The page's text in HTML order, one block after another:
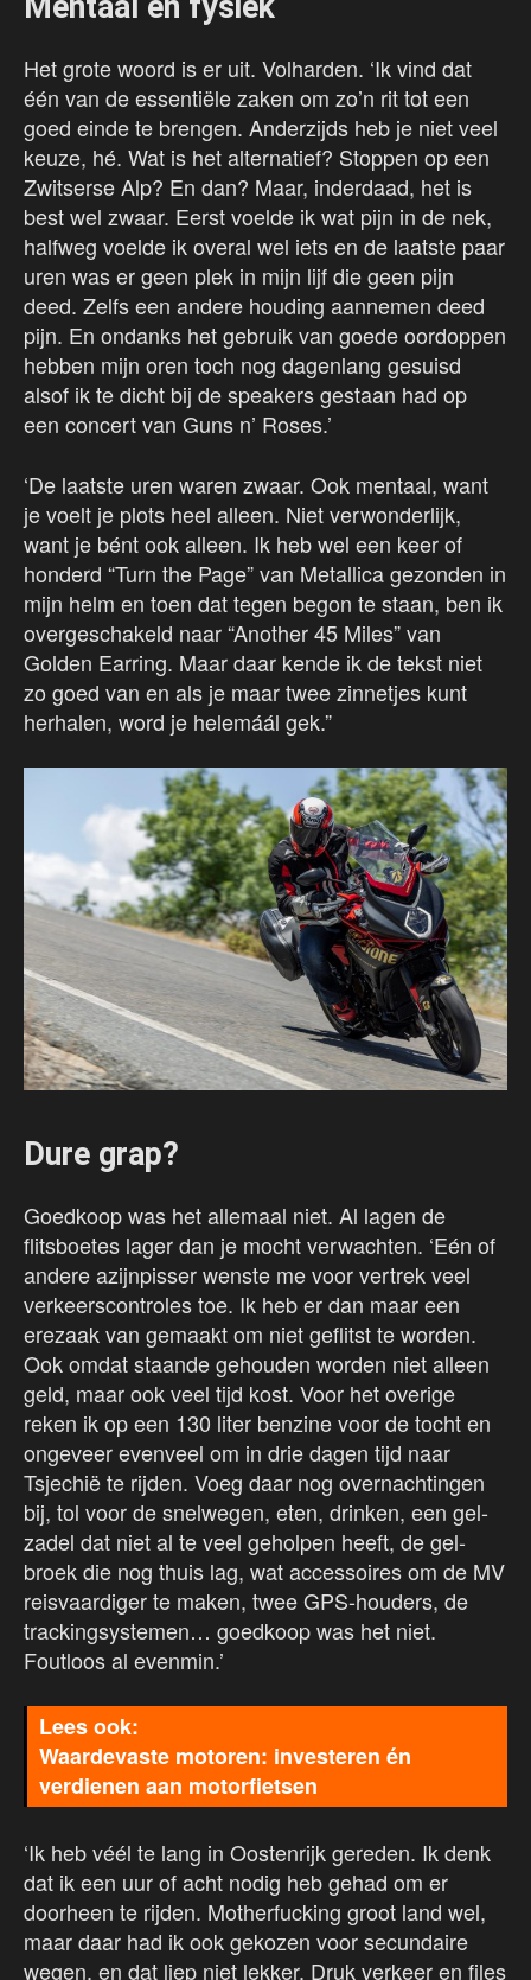
Mentaal en fysiek
Het grote woord is er uit. Volharden. ‘Ik vind dat
één van de essentiële zaken om zo’n rit tot een
goed einde te brengen. Anderzijds heb je niet veel
keuze, hé. Wat is het alternatief? Stoppen op een
Zwitserse Alp? En dan? Maar, inderdaad, het is
best wel zwaar. Eerst voelde ik wat pijn in de nek,
halfweg voelde ik overal wel iets en de laatste paar
uren was er geen plek in mijn lijf die geen pijn
deed. Zelfs een andere houding aannemen deed
pijn. En ondanks het gebruik van goede oordoppen
hebben mijn oren toch nog dagenlang gesuisd
alsof ik te dicht bij de speakers gestaan had op
een concert van Guns n’ Roses.’
‘De laatste uren waren zwaar. Ook mentaal, want
je voelt je plots heel alleen. Niet verwonderlijk,
want je bént ook alleen. Ik heb wel een keer of
honderd “Turn the Page” van Metallica gezonden in
mijn helm en toen dat tegen begon te staan, ben ik
overgeschakeld naar “Another 45 Miles” van
Golden Earring. Maar daar kende ik de tekst niet
zo goed van en als je maar twee zinnetjes kunt
herhalen, word je helemáál gek.”
Dure grap?
Goedkoop was het allemaal niet. Al lagen de
flitsboetes lager dan je mocht verwachten. ‘Eén of
andere azijnpisser wenste me voor vertrek veel
verkeerscontroles toe. Ik heb er dan maar een
erezaak van gemaakt om niet geflitst te worden.
Ook omdat staande gehouden worden niet alleen
geld, maar ook veel tijd kost. Voor het overige
reken ik op een 130 liter benzine voor de tocht en
ongeveer evenveel om in drie dagen tijd naar
Tsjechië te rijden. Voeg daar nog overnachtingen
bij, tol voor de snelwegen, eten, drinken, een gel-
zadel dat niet al te veel geholpen heeft, de gel-
broek die nog thuis lag, wat accessoires om de MV
reisvaardiger te maken, twee GPS-houders, de
trackingsystemen… goedkoop was het niet.
Foutloos al evenmin.’
Waardevaste motoren: investeren én
verdienen aan motorfietsen
‘Ik heb véél te lang in Oostenrijk gereden. Ik denk
dat ik een uur of acht nodig heb gehad om er
doorheen te rijden. Motherfucking groot land wel,
maar daar had ik ook gekozen voor secundaire
wegen, en dat liep niet lekker. Druk verkeer en files